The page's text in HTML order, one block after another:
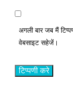
अगली बार जब मैं
वेबसाइट सहेजें।